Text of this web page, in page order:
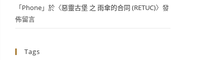
「Phone」於〈惡靈古堡 之 雨傘的合同 (RETUC)〉發
佈留言
Tags